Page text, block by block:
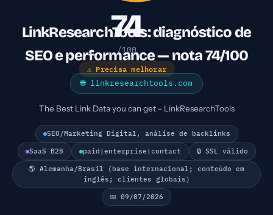
74
/100
⚠ Precisa melhorar
LinkResearchTools: diagnóstico de
SEO e performance — nota 74/100
🌐 linkresearchtools.com
The Best Link Data you can get - LinkResearchTools
SEO/Marketing Digital, análise de backlinks
SaaS B2B paid|enterprise|contact 🔒 SSL válido
🌎 Alemanha/Brasil (base internacional; conteúdo em
inglês; clientes globais)
📅 09/07/2026